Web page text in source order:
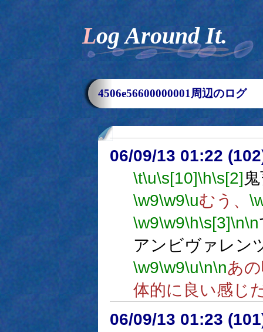
Log Around It.
4506e56600000001周辺のログ
06/09/13 01:22
\t\u\s[10]\h\s[2]
\w9\w9\uむう、
\w9\w9\h\s[3]\n\n
アンビヴァレン
\w9\w9\u\n\nあ
体的に良い感じ
06/09/13 01:23